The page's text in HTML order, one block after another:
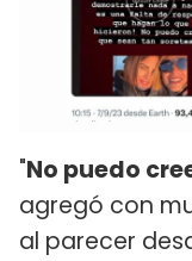
"No puedo
agregó con
al parecer